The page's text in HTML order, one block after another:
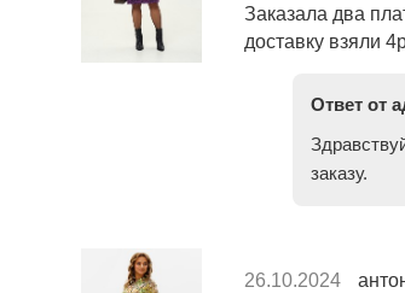
Заказала два
доставку взяли
Ответ от
заказу.
26.10.2024